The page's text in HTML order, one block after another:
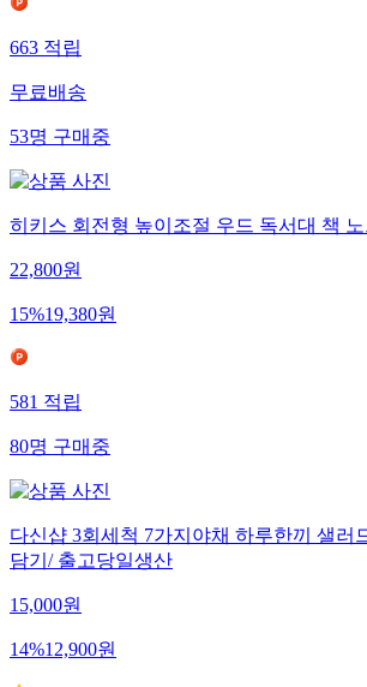
663적립
무료배송
53명구매중
히키스 회전형 높이조절 우드 독서대 책
22,800원
15%19,380원
581적립
80명구매중
다신샵 3회세척 7가지야채 하루한끼 샐러
담기/ 출고당일생산
15,000원
14%12,900원